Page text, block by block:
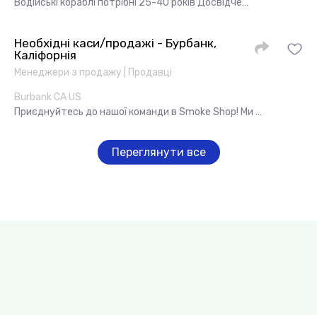
Водійські кораблі потрібні 25-40 років Досвідче…
Необхідні каси/продажі - Бурбанк,
Каліфорнія
Менеджери з продажу | Продавці
Burbank CA US
Приєднуйтесь до нашої команди в Smoke Shop! Ми …
Переглянути все